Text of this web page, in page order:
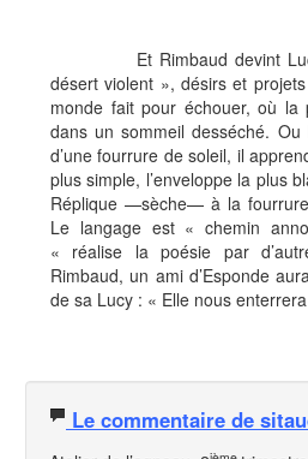
Et Rimbaud devint Lucy.
désert violent », désirs et
monde fait pour échouer, où la
dans un sommeil desséché.
d’une fourrure de soleil, il
plus simple, l’enveloppe la plus
Réplique —sèche— à la
Le langage est « chemin
« réalise la poésie par
Rimbaud, un ami d’Esponde
de sa Lucy : « Elle nous
Le commentaire de